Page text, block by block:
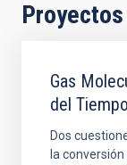
Gas
del
Dos
la